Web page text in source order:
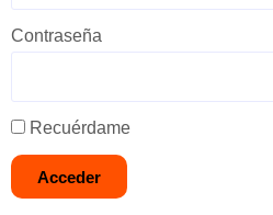
Contraseña
Recuérdame
Acceder